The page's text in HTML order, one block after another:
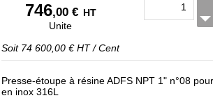
746,00 € HT
Unite
Soit 74 600,00 € HT/Cent
Presse-étoupe à résine ADFS NPT 1" n°08
en inox 316L